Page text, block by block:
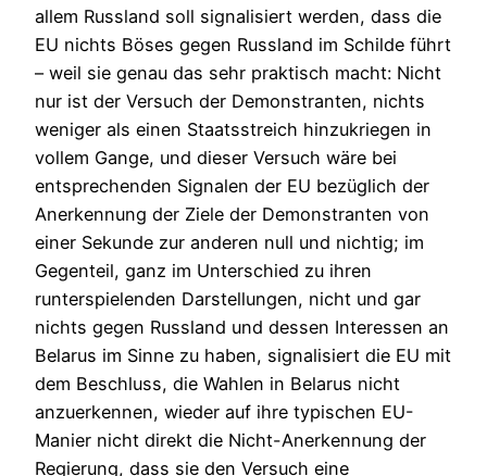
allem Russland soll signalisiert werden, dass die
EU nichts Böses gegen Russland im Schilde führt
– weil sie genau das sehr praktisch macht: Nicht
nur ist der Versuch der Demonstranten, nichts
weniger als einen Staatsstreich hinzukriegen in
vollem Gange, und dieser Versuch wäre bei
entsprechenden Signalen der EU bezüglich der
Anerkennung der Ziele der Demonstranten von
einer Sekunde zur anderen null und nichtig; im
Gegenteil, ganz im Unterschied zu ihren
runterspielenden Darstellungen, nicht und gar
nichts gegen Russland und dessen Interessen an
Belarus im Sinne zu haben, signalisiert die EU mit
dem Beschluss, die Wahlen in Belarus nicht
anzuerkennen, wieder auf ihre typischen EU-
Manier nicht direkt die Nicht-Anerkennung der
Regierung, dass sie den Versuch eine